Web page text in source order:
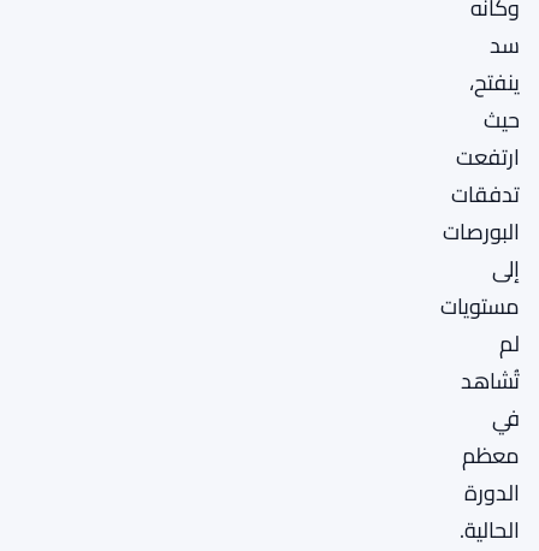
سد
ينفتح،
حيث
ارتفعت
تدفقات
البورصات
إلى
مستويات
لم
تُشاهد
في
معظم
الدورة
الحالية.